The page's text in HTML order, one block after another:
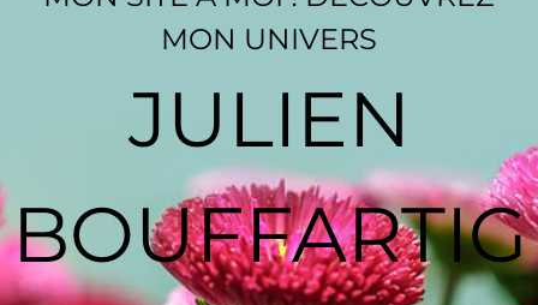
MON UNIVERS
JULIEN
BOUFFARTIG